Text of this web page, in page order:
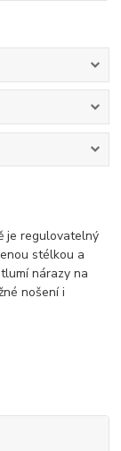
je regulovatelný
stélkou a
nárazy na
nošení i